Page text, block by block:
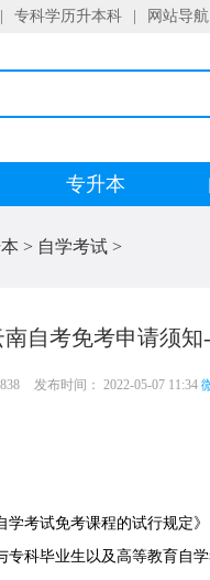
专科学历升本科 网站导航
专升本
> 自学考试 >
南自考免考申请须
发布时间： 2022-05-07 11:34
试免考课程的试行规定》
专科毕业生以及高等教育自